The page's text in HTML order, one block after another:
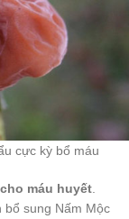
cực kỳ bổ máu
máu huyết
bổ sung Nấm Mộc